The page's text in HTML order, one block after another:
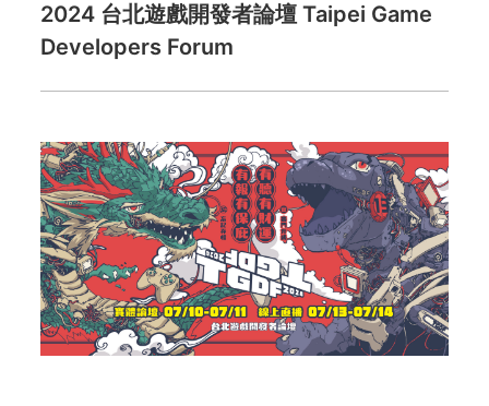
2024 台北遊戲開發者論壇 Taipei Game
Developers Forum